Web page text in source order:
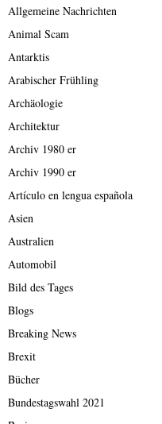
Allgemeine Nachrichten
Animal Scam
Antarktis
Arabischer Frühling
Archäologie
Architektur
Archiv 1980 er
Archiv 1990 er
Artículo en lengua española
Asien
Australien
Automobil
Bild des Tages
Blogs
Breaking News
Brexit
Bücher
Bundestagswahl 2021